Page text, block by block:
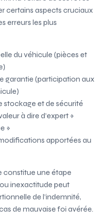
certains aspects cruciaux
erreurs les plus
du véhicule (pièces et
garantie (participation aux
stockage et de sécurité
à dire d’expert »
»
apportées au
constitue une étape
inexactitude peut
de l’indemnité,
de mauvaise foi avérée.